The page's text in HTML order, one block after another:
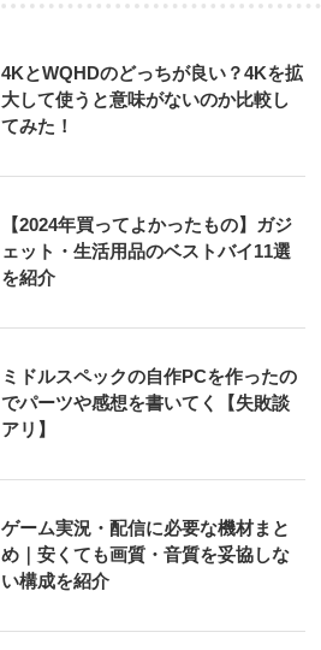
4KとWQHDのどっちが良い？4Kを拡
大して使うと意味がないのか比較し
てみた！
【2024年買ってよかったもの】ガジ
ェット・生活用品のベストバイ11選
を紹介
ミドルスペックの自作PCを作ったの
でパーツや感想を書いてく【失敗談
アリ】
ゲーム実況・配信に必要な機材まと
め｜安くても画質・音質を妥協しな
い構成を紹介